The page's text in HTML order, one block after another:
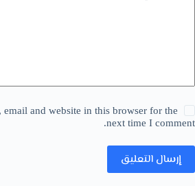
email and website in this browser for the
next time I comment.
إرسال التعليق